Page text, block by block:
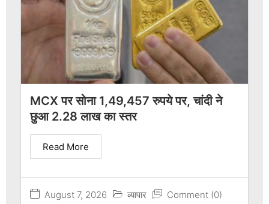
MCX पर सोना 1,49,457 रुपये पर, चांदी ने
छुआ 2.28 लाख का स्तर
August 7, 2026 व्यापार Comment (0)
Read More